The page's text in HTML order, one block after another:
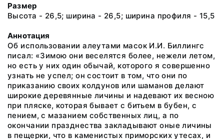
Размер
Высота - 26,5; ширина - 26,5; ширина профиля - 15,5
Аннотация
Об использовании алеутами масок И.И. Биллингс
писал: «Зимою они веселятся более, нежели летом,
но есть у них один обычай, которого я совершенно
узнать не успел; он состоит в том, что они по
приказанию своих колдунов или шаманов делают
широкие деревянные личины и надевают их весною
при пляске, которая бывает с битьем в бубен, с
пением, с мазанием собственных лиц, а по
окончании празднества закладывают оные личины
в пещерки, что в каменистых приморских утесах, и